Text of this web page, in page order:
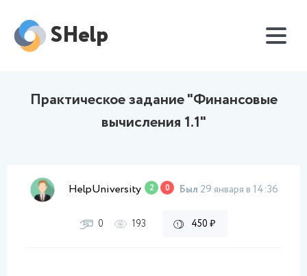
SHelp
Практическое задание "Финансовые
вычисления 1.1"
HelpUniversity 2 0 Был 29 января в 14:36
0 193 450 ₽